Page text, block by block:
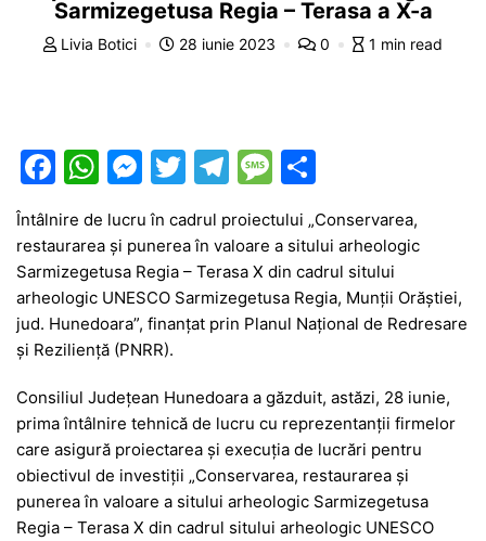
Sarmizegetusa Regia – Terasa a X-a
Livia Botici 28 iunie 2023 0 1 min read
F
a
c
e
b
o
k
W
at
s
A
p
M
e
s
s
e
n
er
T
itt
er
T
el
e
gr
a
m
M
s
s
a
g
ta
je
a
z
Întâlnire de lucru în cadrul proiectului „Conservarea,
restaurarea și punerea în valoare a sitului arheologic
Sarmizegetusa Regia – Terasa X din cadrul sitului
arheologic UNESCO Sarmizegetusa Regia, Munții Orăștiei,
jud. Hunedoara”, finanțat prin Planul Național de Redresare
și Reziliență (PNRR).
Consiliul Județean Hunedoara a găzduit, astăzi, 28 iunie,
prima întâlnire tehnică de lucru cu reprezentanții firmelor
care asigură proiectarea și execuția de lucrări pentru
obiectivul de investiții „Conservarea, restaurarea și
punerea în valoare a sitului arheologic Sarmizegetusa
Regia – Terasa X din cadrul sitului arheologic UNESCO